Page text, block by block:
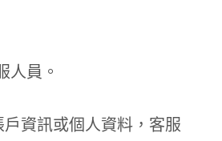
人員。
資訊或個人資料，客服